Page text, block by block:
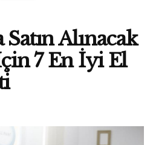
Satın Alınacak
7 En İyi El